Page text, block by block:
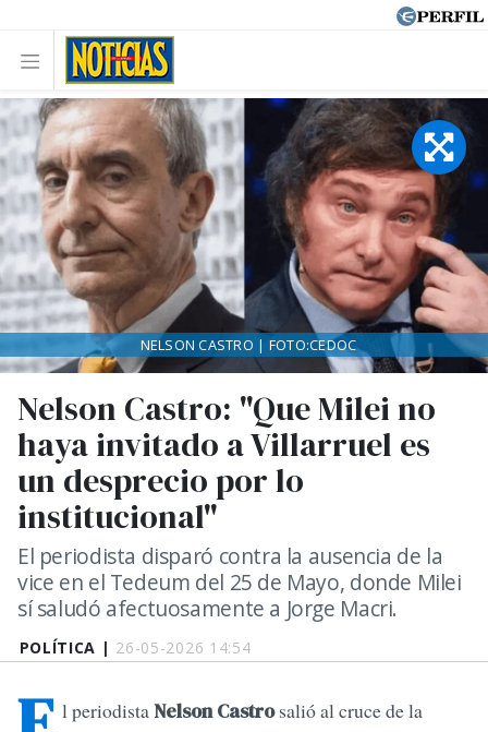
POLÍTICA | 26-05-2026 14:54
Nelson Castro: "Que Milei no
haya invitado a Villarruel es
un desprecio por lo
institucional"
El periodista disparó contra la ausencia de la
vice en el Tedeum del 25 de Mayo, donde Milei
sí saludó afectuosamente a Jorge Macri.
NELSON CASTRO | FOTO:CEDOC
l periodistaNelson Castrosalió al cruce de la